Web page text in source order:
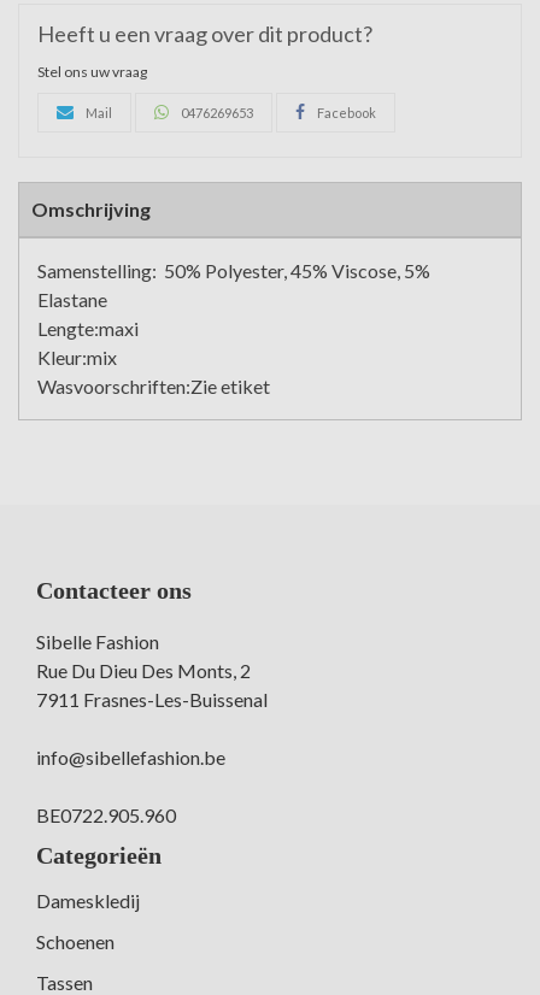
Heeft u een vraag over dit product?
Stel ons uw vraag
Mail 0476269653 Facebook
Omschrijving
Samenstelling: 50% Polyester, 45% Viscose, 5%
Elastane
Lengte:maxi
Kleur:mix
Wasvoorschriften:Zie etiket
Contacteer ons
Sibelle Fashion
Rue Du Dieu Des Monts, 2
7911 Frasnes-Les-Buissenal
info@sibellefashion.be
BE0722.905.960
Categorieën
Dameskledij
Schoenen
Tassen